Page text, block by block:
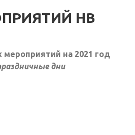
НВ
мероприятий на 2021 год
дни